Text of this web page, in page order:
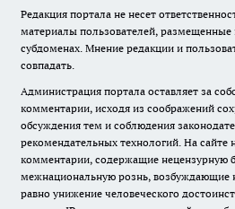
Редакция портала не несет
материалы пользователей, размещенные
субдоменах. Мнение редакции и
совпадать.
Администрация портала оставляет за
комментарии, исходя из соображений
обсуждения тем и соблюдения
рекомендательных технологий. На сайте
комментарии, содержащие нецензурную
межнациональную рознь, возбуждающие
равно унижение человеческого